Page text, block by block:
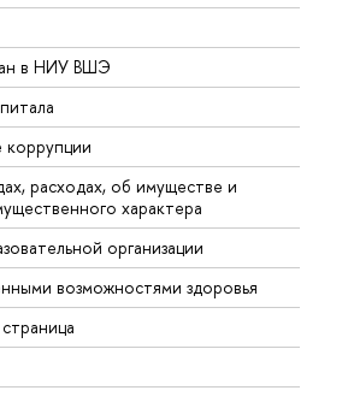
в НИУ ВШЭ
расходах, об имуществе и
характера
организации
возможностями здоровья